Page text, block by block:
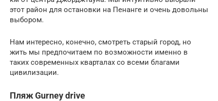
этот район для остановки на Пенанге и очень довольны
выбором.
Нам интересно, конечно, смотреть старый город, но
жить мы предпочитаем по возможности именно в
таких современных кварталах со всеми благами
цивилизации.
Пляж Gurney drive